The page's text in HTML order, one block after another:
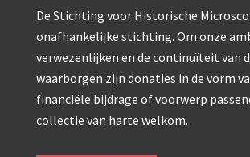
Zeiss, statief IX (ca.
Seibert, ‘Stativ 3’
Watson & Sons, No. 1 ‘Van
Reichert (ca. 1925)
De Stichting voor Historische
onafhankelijke stichting. Om onze
verwezenlijken en de continuïteit van
waarborgen zijn donaties in de vorm
financiële bijdrage of voorwerp
collectie van harte welkom.